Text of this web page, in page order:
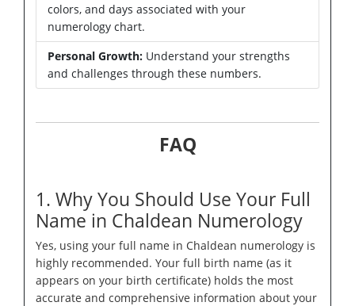
colors, and days associated with your
numerology chart.
Personal Growth: Understand your strengths
and challenges through these numbers.
FAQ
1. Why You Should Use Your Full
Name in Chaldean Numerology
Yes, using your full name in Chaldean numerology is
highly recommended. Your full birth name (as it
appears on your birth certificate) holds the most
accurate and comprehensive information about your